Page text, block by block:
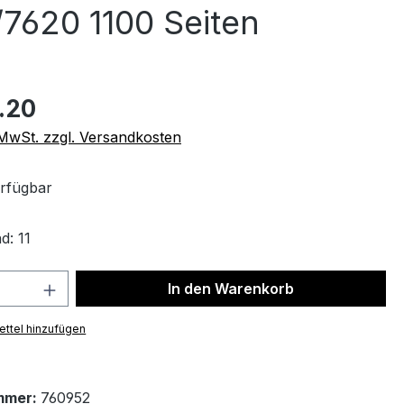
1100 Seiten
zzgl. Versandkosten
11
Anzahl: Gib den gewünschten Wert
In den Warenkorb
hinzufügen
760952